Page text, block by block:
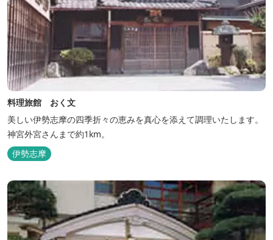
料理旅館 おく文
美しい伊勢志摩の四季折々の恵みを真心を添えて調理いたします。
神宮外宮さんまで約1km。
伊勢志摩